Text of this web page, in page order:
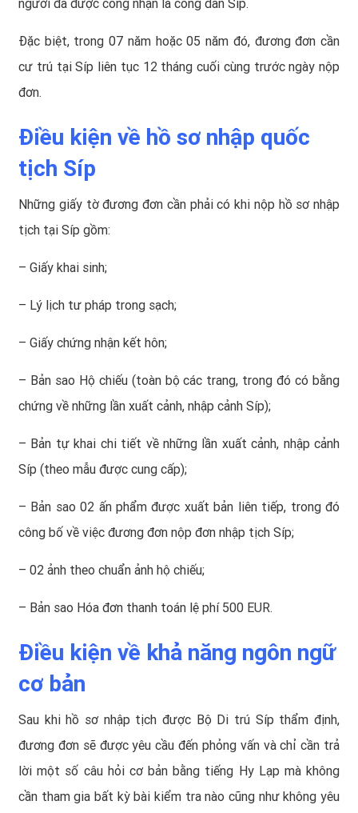
người đã được công nhận là công dân Síp.
Đặc biệt, trong 07 năm hoặc 05 năm đó, đương đơn cần
cư trú tại Síp liên tục 12 tháng cuối cùng trước ngày nộp
đơn.
Điều kiện về hồ sơ nhập quốc
tịch Síp
Những giấy tờ đương đơn cần phải có khi nộp hồ sơ nhập
tịch tại Síp gồm:
– Giấy khai sinh;
– Lý lịch tư pháp trong sạch;
– Giấy chứng nhận kết hôn;
– Bản sao Hộ chiếu (toàn bộ các trang, trong đó có bằng
chứng về những lần xuất cảnh, nhập cảnh Síp);
– Bản tự khai chi tiết về những lần xuất cảnh, nhập cảnh
Síp (theo mẫu được cung cấp);
– Bản sao 02 ấn phẩm được xuất bản liên tiếp, trong đó
công bố về việc đương đơn nộp đơn nhập tịch Síp;
– 02 ảnh theo chuẩn ảnh hộ chiếu;
– Bản sao Hóa đơn thanh toán lệ phí 500 EUR.
Điều kiện về khả năng ngôn ngữ
cơ bản
Sau khi hồ sơ nhập tịch được Bộ Di trú Síp thẩm định,
đương đơn sẽ được yêu cầu đến phỏng vấn và chỉ cần trả
lời một số câu hỏi cơ bản bằng tiếng Hy Lạp mà không
cần tham gia bất kỳ bài kiểm tra nào cũng như không yêu